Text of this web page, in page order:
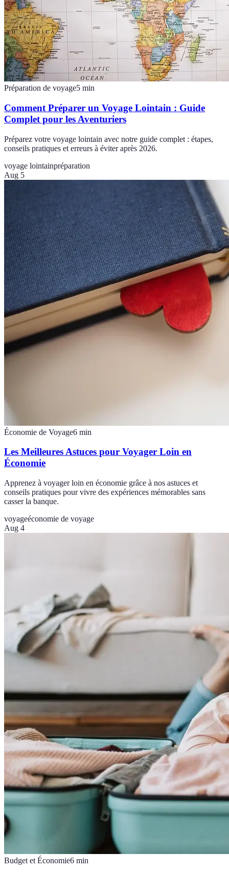
Préparation de voyage5 min
Comment Préparer un Voyage Lointain : Guide
Complet pour les Aventuriers
Préparez votre voyage lointain avec notre guide complet : étapes,
conseils pratiques et erreurs à éviter après 2026.
voyage lointainpréparation
Aug 5
Économie de Voyage6 min
Les Meilleures Astuces pour Voyager Loin en
Économie
Apprenez à voyager loin en économie grâce à nos astuces et
conseils pratiques pour vivre des expériences mémorables sans
casser la banque.
voyageéconomie de voyage
Aug 4
Budget et Économie6 min